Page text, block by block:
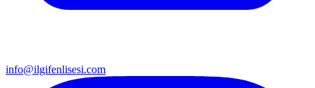
info@ilgifenlisesi.com